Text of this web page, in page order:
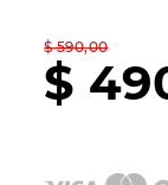
$ 590,00
$